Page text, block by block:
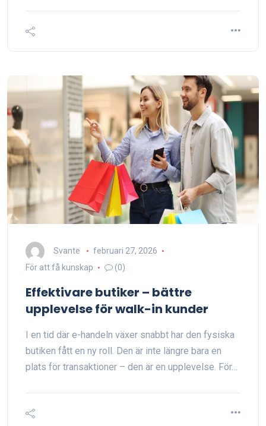
Svante
februari 27, 2026
För att få kunskap
(0)
Effektivare butiker – bättre
upplevelse för walk-in kunder
I en tid där e-handeln växer snabbt har den fysiska
butiken fått en ny roll. Den är inte längre bara en
plats för transaktioner – den är en upplevelse. För…